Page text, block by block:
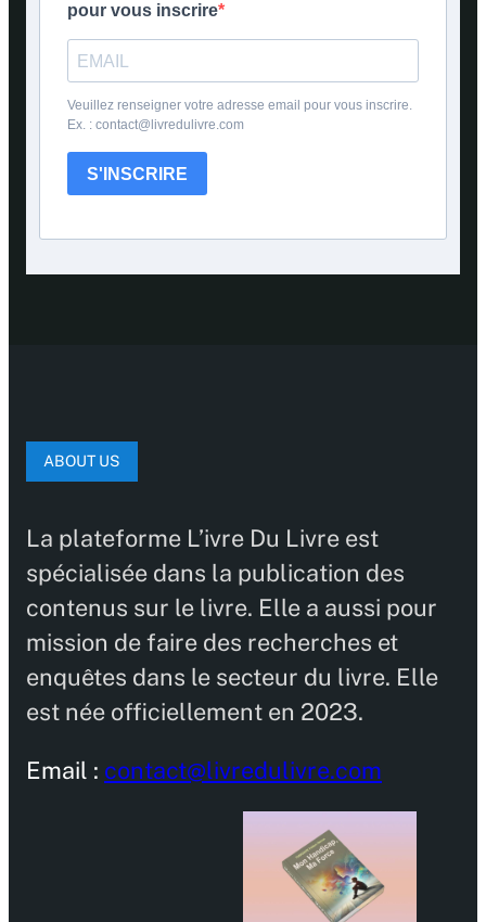
pour vous inscrire
Veuillez renseigner votre adresse email pour vous inscrire.
Ex. : contact@livredulivre.com
S'INSCRIRE
ABOUT US
La plateforme L’ivre Du Livre est
spécialisée dans la publication des
contenus sur le livre. Elle a aussi pour
mission de faire des recherches et
enquêtes dans le secteur du livre. Elle
est née officiellement en 2023.
Email : contact@livredulivre.com